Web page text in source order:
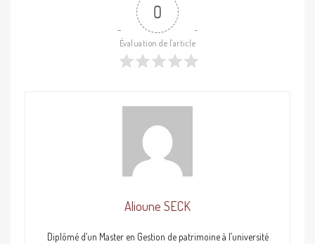
0
Évaluation de l'article
Alioune SECK
Diplômé d’un Master en Gestion de patrimoine à l’université